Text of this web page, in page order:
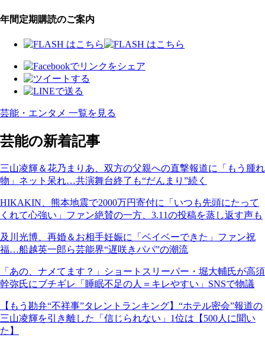
年間定期購読のご案内
芸能・エンタメ 一覧を見る
芸能の新着記事
三山凌輝＆花乃まりあ、双方の父親への直撃報道に「もう腫れ
物」ネット呆れ…共演舞台終了も“だんまり”続く
HIKAKIN、熊本地震で2000万円寄付に「いつも先頭にたって
くれて心強い」ファン絶賛の一方、3.11の投稿を蒸し返す声も
及川光博、再婚＆お相手妊娠に「ベイベーできた」ファン祝
福…船越英一郎ら芸能界“遅咲きパパ”の潮流
「あの、ナメてます？」ショートスリーパー・堀大輔氏が高須
幹弥氏にブチギレ「睡眠不足の人＝キレやすい」SNSで物議
【もう勘弁“不祥事”タレントランキング】“ホテル密会”報道の
三山凌輝を引き離した「信じられない」1位は【500人に聞い
た】